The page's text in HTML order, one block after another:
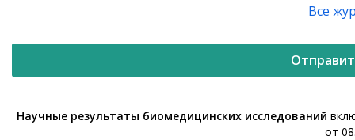
Все
Научные результаты биомедицинских исследований
от